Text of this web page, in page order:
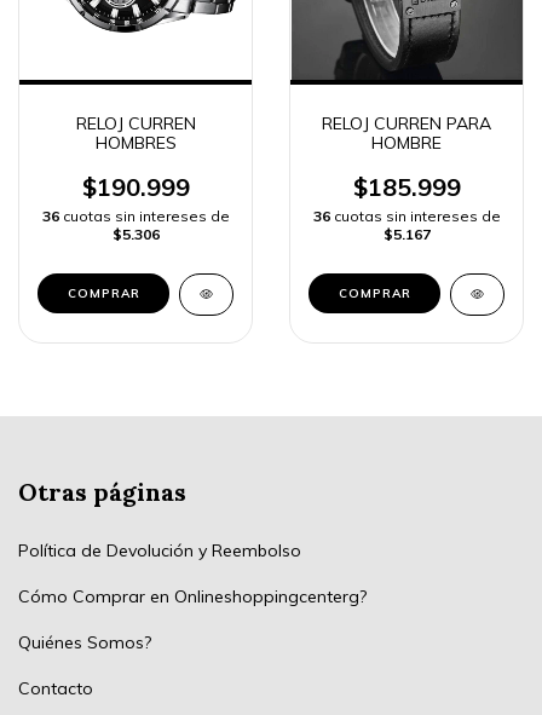
RELOJ CURREN
HOMBRES
$190.999
36 cuotas sin intereses de
$5.306
COMPRAR
RELOJ CURREN PARA
HOMBRE
$185.999
36 cuotas sin intereses de
$5.167
COMPRAR
Otras páginas
Política de Devolución y Reembolso
Cómo Comprar en Onlineshoppingcenterg?
Quiénes Somos?
Contacto